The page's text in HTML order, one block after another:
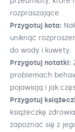
rozpraszające.
Przygotuj kota:
uniknąć
do wody i kuwety.
Przygotuj notatki:
problemach
pojawiają i jak
Przygotuj
książeczkę
zapoznać się z